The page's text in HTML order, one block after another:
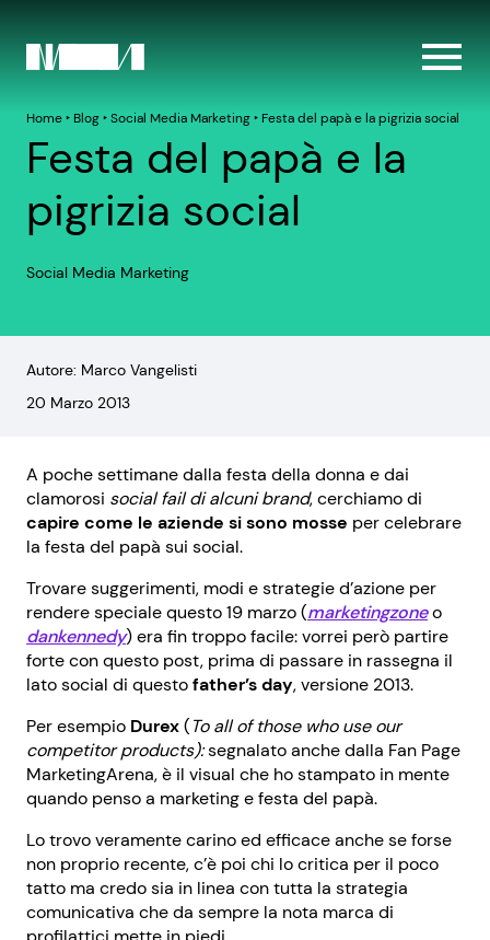
Home‣ Blog‣Social Media Marketing‣ Festa del papà e la pigrizia social
Festa del papà e la
pigrizia social
Social Media Marketing
Autore: Marco Vangelisti
20 Marzo 2013
A poche settimane dalla festa della donna e dai
clamorosi social fail di alcuni brand, cerchiamo di
capire come le aziende si sono mosse per celebrare
la festa del papà sui social.
Trovare suggerimenti, modi e strategie d’azione per
rendere speciale questo 19 marzo (marketingzoneo
dankennedy) era fin troppo facile: vorrei però partire
forte con questo post, prima di passare in rassegna il
lato social di questofather’s day, versione 2013.
Per esempio Durex(To all of those who use our
competitor products):segnalato anche dalla Fan Page
MarketingArena, è il visual che ho stampato in mente
quando penso a marketing e festa del papà.
Lo trovo veramente carino ed efficace anche se forse
non proprio recente, c’è poi chi lo critica per il poco
tatto ma credo sia in linea con tutta la strategia
comunicativa che da sempre la nota marca di